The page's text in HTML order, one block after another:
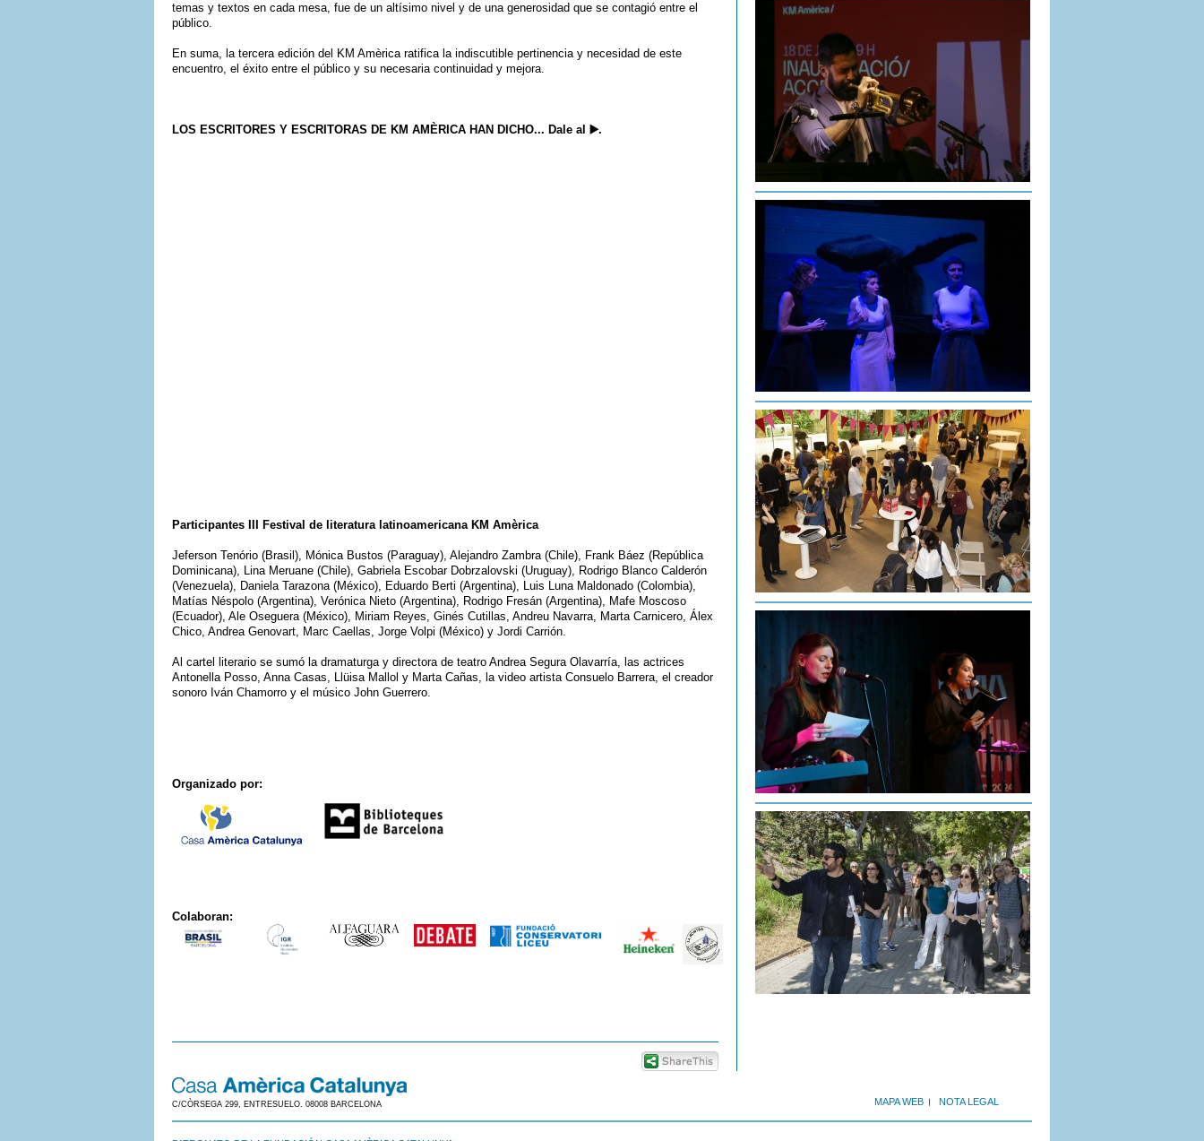
temas y textos en cada mesa, fue de un altísimo nivel y de una generosidad que se contagió entre el
público.
En suma, la tercera edición del KM Amèrica ratifica la indiscutible pertinencia y necesidad de este
encuentro, el éxito entre el público y su necesaria continuidad y mejora.
LOS ESCRITORES Y ESCRITORAS DE KM AMÈRICA HAN DICHO... Dale al ▶️​.
Participantes III Festival de literatura latinoamericana KM Amèrica
Jeferson Tenório (Brasil), Mónica Bustos (Paraguay), Alejandro Zambra (Chile), Frank Báez (República
Dominicana), Lina Meruane (Chile), Gabriela Escobar Dobrzalovski (Uruguay), Rodrigo Blanco Calderón
(Venezuela), Daniela Tarazona (México), Eduardo Berti (Argentina), Luis Luna Maldonado (Colombia),
Matías Néspolo (Argentina), Verónica Nieto (Argentina), Rodrigo Fresán (Argentina), Mafe Moscoso
(Ecuador), Ale Oseguera (México), Miriam Reyes, Ginés Cutillas, Andreu Navarra, Marta Carnicero, Álex
Chico, Andrea Genovart, Marc Caellas, Jorge Volpi (México) y Jordi Carrión.
Al cartel literario se sumó la dramaturga y directora de teatro Andrea Segura Olavarría, las actrices
Antonella Posso, Anna Casas, Llüisa Mallol y Marta Cañas, la video artista Consuelo Barrera, el creador
sonoro Iván Chamorro y el músico John Guerrero.
Organizado por:
Colaboran:
MAPA WEB NOTA LEGAL
C/CÒRSEGA 299, ENTRESUELO. 08008 BARCELONA